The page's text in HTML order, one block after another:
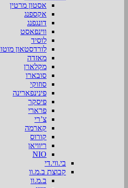
אסטון מרטין
אקספנג
דונגפנג
ווינפאסט
לוסיד
לורדסטאון
מאזדה
מקלארן
סובארו
סוזוקי
פינינפארינה
פיסקר
פרארי
צ’רי
קארמה
קורוס
ריוויאן
NIO
בי.ווי.די
קבוצת ב.מ.וו
ב.מ.וו